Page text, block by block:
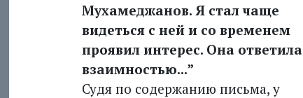
Мухамеджанов. Я стал чаще
видеться с ней и со временем
проявил интерес. Она ответила
взаимностью...”
Судя по содержанию письма, у